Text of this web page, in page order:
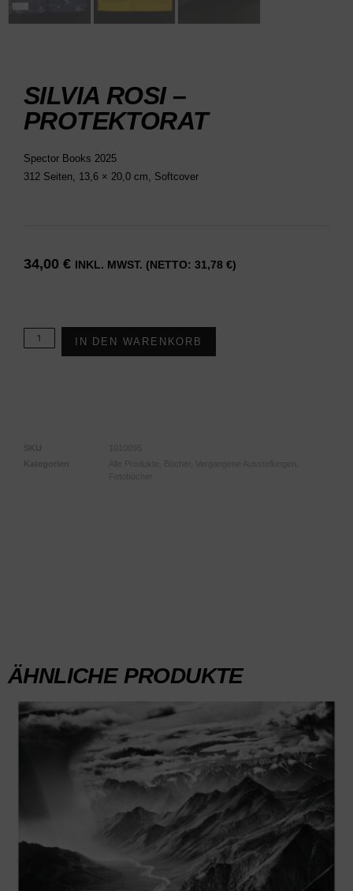
SILVIA ROSI –
PROTEKTORAT
Spector Books 2025
312 Seiten, 13,6 × 20,0 cm, Softcover
34,00 € INKL. MWST. (NETTO: 31,78 €)
IN DEN WARENKORB
ÄHNLICHE PRODUKTE